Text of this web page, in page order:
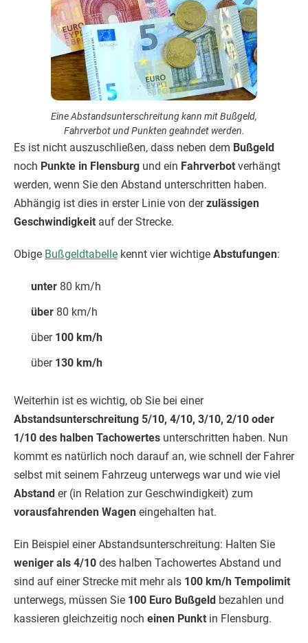
Eine Abstandsunterschreitung kann mit Bußgeld,
Fahrverbot und Punkten geahndet werden.
Es ist nicht auszuschließen, dass neben dem Bußgeld
noch Punkte in Flensburg und ein Fahrverbot verhängt
werden, wenn Sie den Abstand unterschritten haben.
Abhängig ist dies in erster Linie von derzulässigen
Geschwindigkeit auf der Strecke.
Obige Bußgeldtabelle kennt vier wichtige Abstufungen:
unter 80 km/h
über 80 km/h
über 100 km/h
über 130 km/h
Weiterhin ist es wichtig, ob Sie bei einer
Abstandsunterschreitung 5/10, 4/10, 3/10, 2/10 oder
1/10 des halben Tachowertes unterschritten haben. Nun
kommt es natürlich noch darauf an, wie schnell der Fahrer
selbst mit seinem Fahrzeug unterwegs war und wie viel
Abstand er (in Relation zur Geschwindigkeit) zum
vorausfahrenden Wagen eingehalten hat.
Ein Beispiel einer Abstandsunterschreitung: Halten Sie
weniger als 4/10 des halben Tachowertes Abstand und
sind auf einer Strecke mit mehr als 100 km/h Tempolimit
unterwegs, müssen Sie 100 Euro Bußgeld bezahlen und
kassieren gleichzeitig noch einen Punkt in Flensburg.